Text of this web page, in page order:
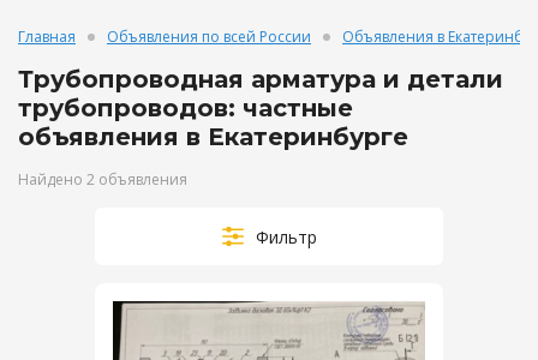
Главная Объявления по всей России Объявления в
Трубопроводная арматура и детали
трубопроводов: частные
объявления в Екатеринбурге
Найдено 2 объявления
Фильтр